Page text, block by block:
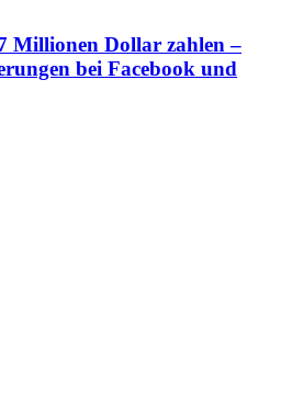
Millionen Dollar zahlen –
bei Facebook und